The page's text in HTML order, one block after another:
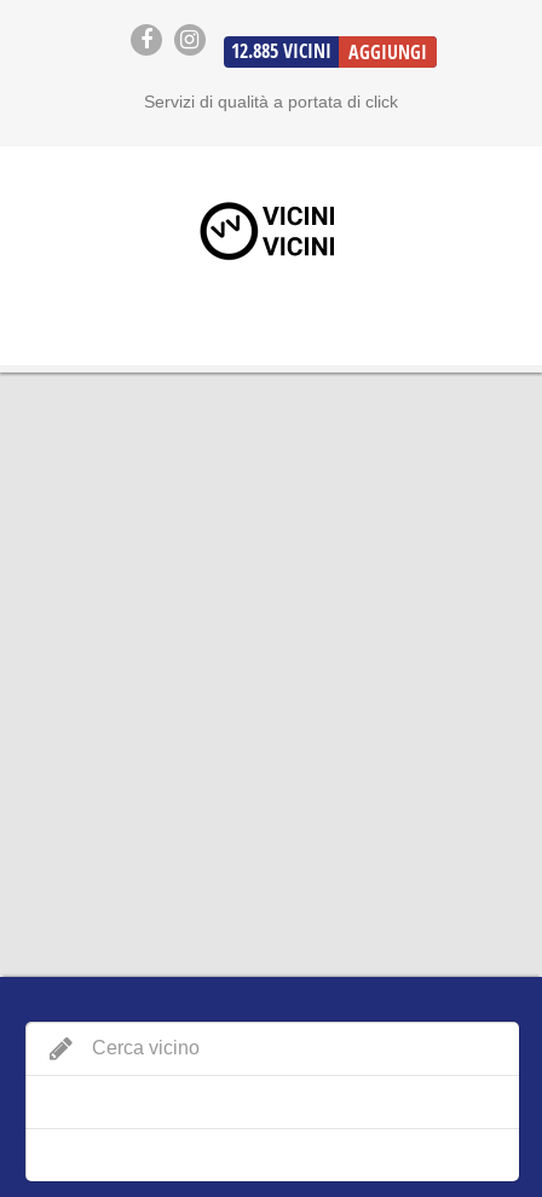
12.885 VICINI AGGIUNGI
Servizi di qualità a portata di click